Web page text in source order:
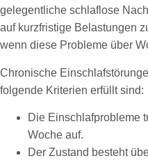
gelegentliche schlaflose
auf kurzfristige Belastungen
wenn diese Probleme über
Chronische
folgende Kriterien erfüllt sind:
Die Einschlafprobleme
Woche auf.
Der Zustand besteht